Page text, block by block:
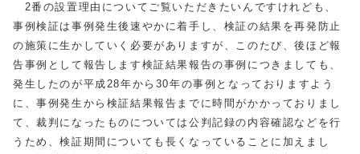
2番の設置理由についてご覧いただきたいんですけれども、
事例検証は事例発生後速やかに着手し、検証の結果を再発防止
の施策に生かしていく必要がありますが、このたび、後ほど報
告事例として報告します検証結果報告の事例につきましても、
発生したのが平成28年から30年の事例となっておりますよう
に、事例発生から検証結果報告までに時間がかかっておりまし
て、裁判になったものについては公判記録の内容確認などを行
うため、検証期間についても長くなっていることに加えまし